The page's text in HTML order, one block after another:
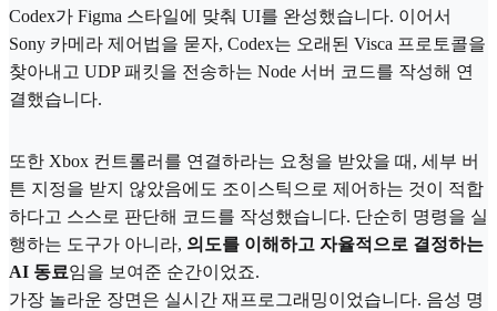
Codex가 Figma 스타일에 맞춰 UI를 완성했습니다. 이어서
Sony 카메라 제어법을 묻자, Codex는 오래된 Visca 프로토콜을
찾아내고 UDP 패킷을 전송하는 Node 서버 코드를 작성해 연
결했습니다.
또한 Xbox 컨트롤러를 연결하라는 요청을 받았을 때, 세부 버
튼 지정을 받지 않았음에도 조이스틱으로 제어하는 것이 적합
하다고 스스로 판단해 코드를 작성했습니다. 단순히 명령을 실
행하는 도구가 아니라, 의도를 이해하고 자율적으로 결정하는
AI 동료임을 보여준 순간이었죠.
가장 놀라운 장면은 실시간 재프로그래밍이었습니다. 음성 명